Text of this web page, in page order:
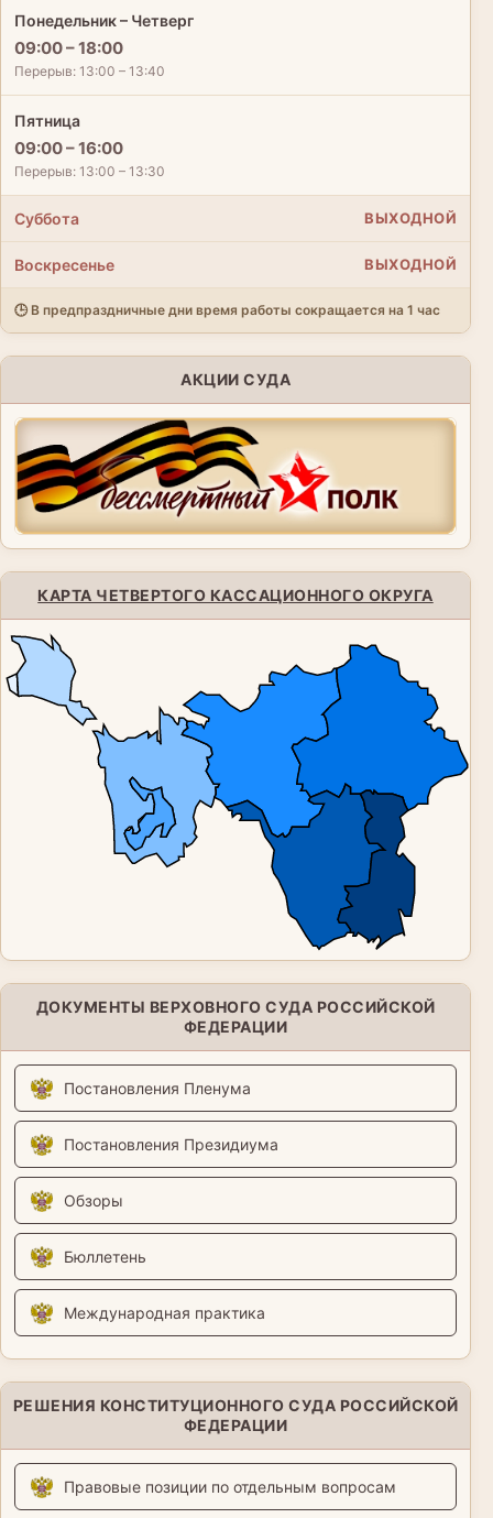
Понедельник – Четверг
09:00 – 18:00
Перерыв: 13:00 – 13:40
Пятница
09:00 – 16:00
Перерыв: 13:00 – 13:30
Суббота ВЫХОДНОЙ
Воскресенье ВЫХОДНОЙ
🕒 В предпраздничные дни время работы сокращается на 1 час
АКЦИИ СУДА
КАРТА ЧЕТВЕРТОГО КАССАЦИОННОГО ОКРУГА
ДОКУМЕНТЫ ВЕРХОВНОГО СУДА РОССИЙСКОЙ
ФЕДЕРАЦИИ
Постановления Пленума
Постановления Президиума
Обзоры
Бюллетень
Международная практика
РЕШЕНИЯ КОНСТИТУЦИОННОГО СУДА РОССИЙСКОЙ
ФЕДЕРАЦИИ
Правовые позиции по отдельным вопросам